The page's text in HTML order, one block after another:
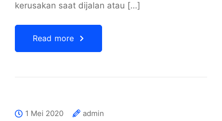
kerusakan saat dijalan atau […]
Read more
1 Mei 2020
admin